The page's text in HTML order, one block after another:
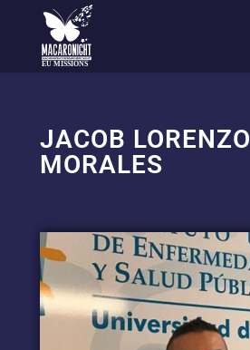
EU MISSIONS
JACOB LORENZO
MORALES